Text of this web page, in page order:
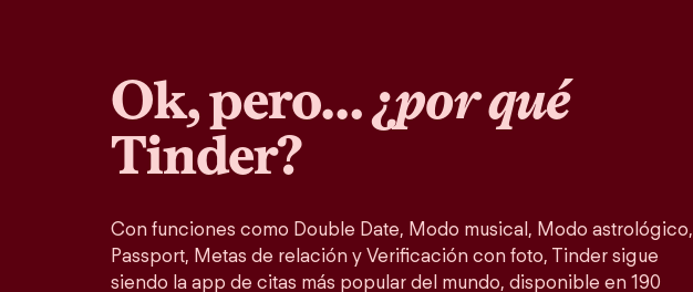
Ok, pero… ¿por qué
Tinder?
Con funciones como Double Date, Modo musical, Modo astrológico,
Passport, Metas de relación y Verificación con foto, Tinder sigue
siendo la app de citas más popular del mundo, disponible en 190